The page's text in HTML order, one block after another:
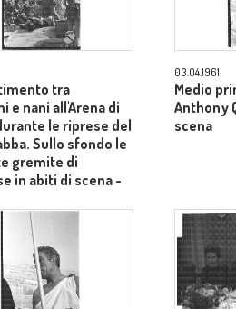
tra
e nani all'Arena di
le riprese del
Sullo sfondo le
gremite di
in abiti di scena -
03.04.1961
Medio
Anthony
scena